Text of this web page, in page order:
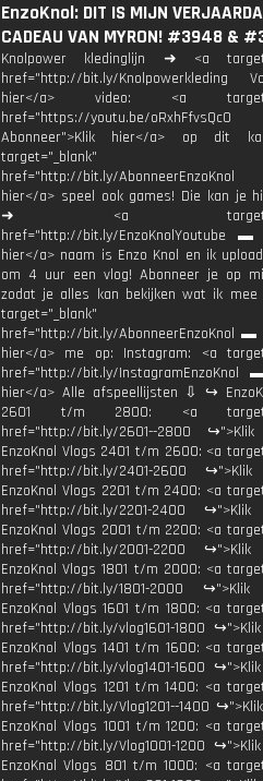
EnzoKnol: DIT IS MIJN
CADEAU VAN MYRON! #3948 &
Knolpower kledinglijn ➜ <a
href="http://bit.ly/Knolpowerkleding
hier</a> video: <a
href="https://youtu.be/oRxhFfvsQc0
Abonneer">Klik hier</a> op dit
target="_blank"
href="http://bit.ly/
hier</a> speel ook games! Die kan je
➜ <a
href="http://bit.ly/EnzoKnolYoutube ▬
hier</a> naam is Enzo Knol en ik
om 4 uur een vlog! Abonneer je op
zodat je alles kan bekijken wat ik mee
target="_blank"
href="http://bit.ly/AbonneerEnzoKnol ▬
hier</a> me op: Instagram: <a
href="http://bit.ly/InstagramEnzoKnol
hier</a> Alle afspeellijsten ⇩ ↪
2601 t/m 2800: <a
href="http://bit.ly/2601--2800
EnzoKnol Vlogs 2401 t/m 2600: <a
href="http://bit.ly/2401-2600 ↪">Klik
EnzoKnol Vlogs 2201 t/m 2400: <a
href="http://bit.ly/2201-2400 ↪">Klik
EnzoKnol Vlogs 2001 t/m 2200: <a
href="http://bit.ly/2001-2200 ↪">Klik
EnzoKnol Vlogs 1801 t/m 2000: <a
href="http://bit.ly/1801-2000 ↪">Klik
EnzoKnol Vlogs 1601 t/m 1800: <a
href="http://bit.ly/vlog1601-1800
EnzoKnol Vlogs 1401 t/m 1600: <a
href="http://bit.ly/vlog1401-1600
EnzoKnol Vlogs 1201 t/m 1400: <a
href="http://bit.ly/Vlog1201--1400
EnzoKnol Vlogs 1001 t/m 1200: <a
href="http://bit.ly/Vlog1001-1200
EnzoKnol Vlogs 801 t/m 1000: <a